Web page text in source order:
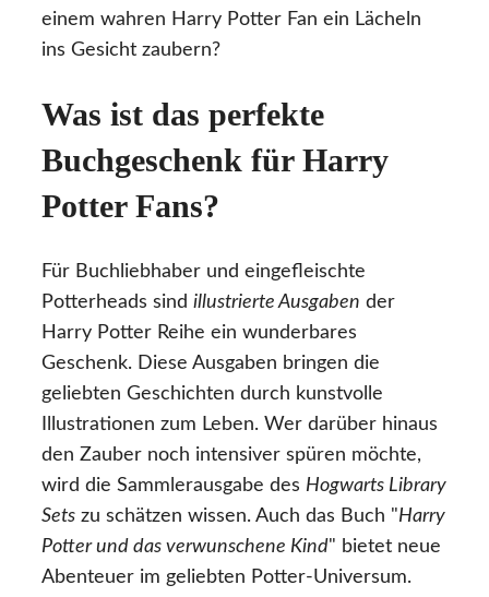
einem wahren Harry Potter Fan ein Lächeln
ins Gesicht zaubern?
Was ist das perfekte
Buchgeschenk für Harry
Potter Fans?
Für Buchliebhaber und eingefleischte
Potterheads sind illustrierte Ausgaben der
Harry Potter Reihe ein wunderbares
Geschenk. Diese Ausgaben bringen die
geliebten Geschichten durch kunstvolle
Illustrationen zum Leben. Wer darüber hinaus
den Zauber noch intensiver spüren möchte,
wird die Sammlerausgabe des Hogwarts Library
Sets zu schätzen wissen. Auch das Buch "Harry
Potter und das verwunschene Kind" bietet neue
Abenteuer im geliebten Potter-Universum.